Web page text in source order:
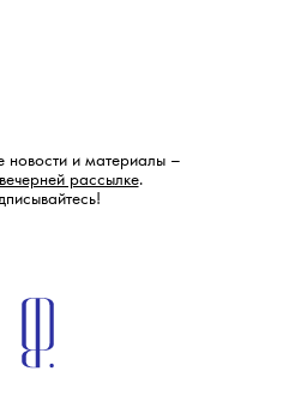
и материалы –
вечерней рассылке.